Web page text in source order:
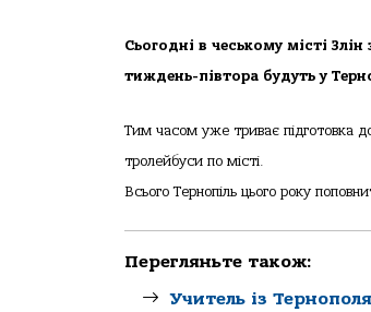
Сьогодні в чеському місті
тиждень-півтора будуть у
Тим часом уже триває підготовка
тролейбуси по місті.
Всього Тернопіль цього року
Перегляньте також:
Учитель із